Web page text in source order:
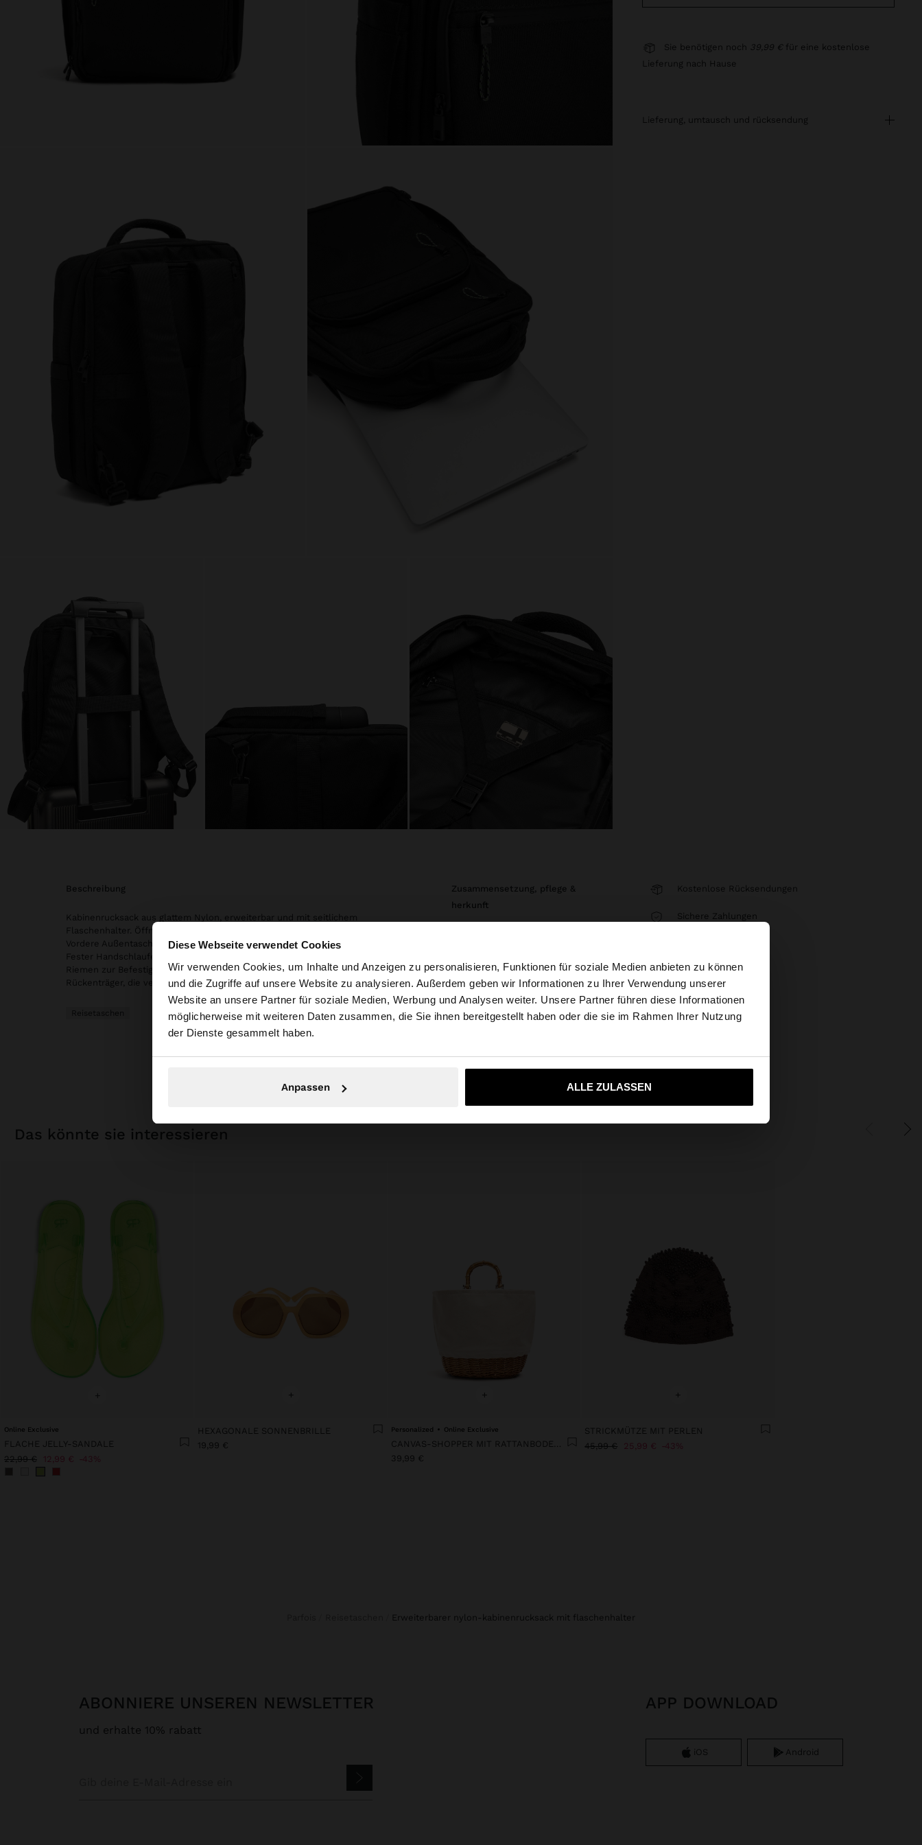
Diese Webseite verwendet Cookies
Wir verwenden Cookies, um Inhalte und Anzeigen zu personalisieren, Funktionen für soziale Medien anbieten zu können
und die Zugriffe auf unsere Website zu analysieren. Außerdem geben wir Informationen zu Ihrer Verwendung unserer
Website an unsere Partner für soziale Medien, Werbung und Analysen weiter. Unsere Partner führen diese Informationen
möglicherweise mit weiteren Daten zusammen, die Sie ihnen bereitgestellt haben oder die sie im Rahmen Ihrer Nutzung
der Dienste gesammelt haben.
Anpassen ALLE ZULASSEN
hallo ×
Sie greifen von Luxembourg auf die Website zu. Möchten Sie unsere United States Website
durchsuchen?
Nein, bleiben Sie bei Luxembourg Ja, bringen Sie mich zu United States
Sie benötigen noch 39,99 €
für eine kostenlose
Lieferung nach Hause
lieferung, umtausch und rücksendung
beschreibung
Kabinenrucksack aus glattem Nylon, erweiterbar und mit seitlichem
Flaschenhalter. Öffnungen mit Reißverschluss und Schnellverschlüssen.
Vordere Außentaschen. Innenfutter mit Gummizügen. Fach für 15" Laptop.
Fester Handschlaufe an einer Seite und am oberen Teil. Rückwärtiger
Riemen zur Befestigung am Trolley. Gepolsterte und verstellbare
Rückenträger, die versteckt werden können.
Reisetaschen
zusammensetzung, pflege &
herkunft
Abmessungen cm: 30x40x15
(LxHxB)
Gürtellänge (Min. - Max.): 1
Fassungsvermögen (l): 15
Kostenlose Rücksendungen
Sichere Zahlungen
das könnte sie interessieren
+
Online Exclusive
FLACHE JELLY-SANDALE
22,99 € 12,99 € 43%
+
HEXAGONALE SONNENBRILLE
19,99 €
+
Personalized Online Exclusive
39,99 €
+
STRICKMÜTZE MIT PERLEN
45,99 € 25,99 € 43%
erweiterbarer nylon-kabinenrucksack mit flaschenhalter
ABONNIERE UNSEREN NEWSLETTER
und erhalte 10% rabatt
APP DOWNLOAD
iOS Android